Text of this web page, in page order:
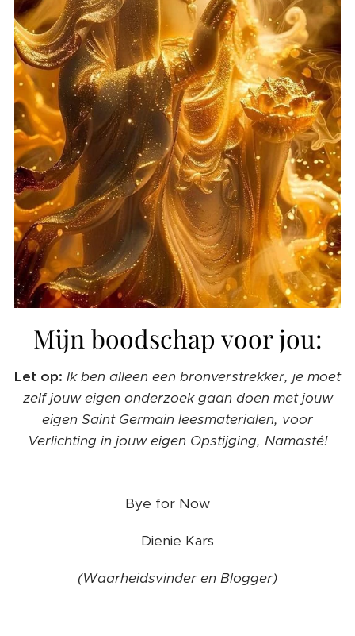
Mijn boodschap voor jou:
Let op: Ik ben alleen een bronverstrekker, je moet
zelf jouw eigen onderzoek gaan doen met jouw
eigen Saint Germain leesmaterialen, voor
Verlichting in jouw eigen Opstijging, Namasté!
Bye for Now ❤️
Dienie Kars
(Waarheidsvinder en Blogger)